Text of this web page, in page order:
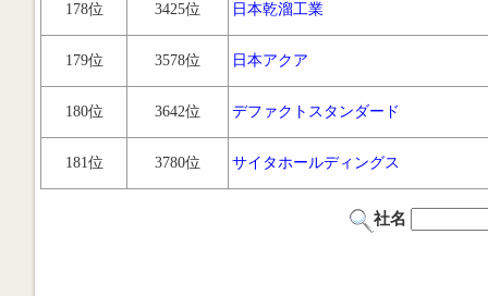
178位 3425位 日本乾溜工業
179位 3578位 日本アクア
180位 3642位 デファクトスタンダード
181位 3780位 サイタホールディングス
社名